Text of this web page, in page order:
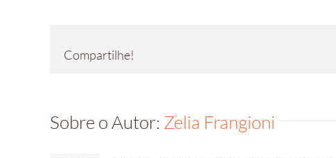
Compartilhe!
Sobre o Autor: Zelia Frangioni